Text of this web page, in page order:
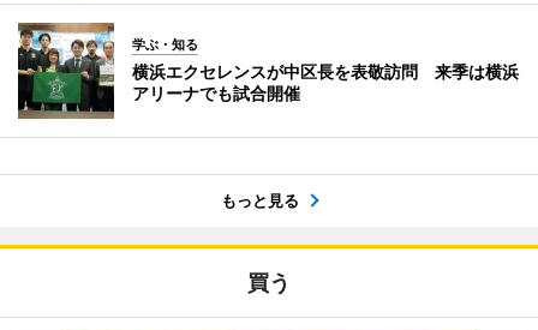
学ぶ・知る
横浜エクセレンスが中区長を表敬訪問 来季は横浜
アリーナでも試合開催
もっと見る
買う